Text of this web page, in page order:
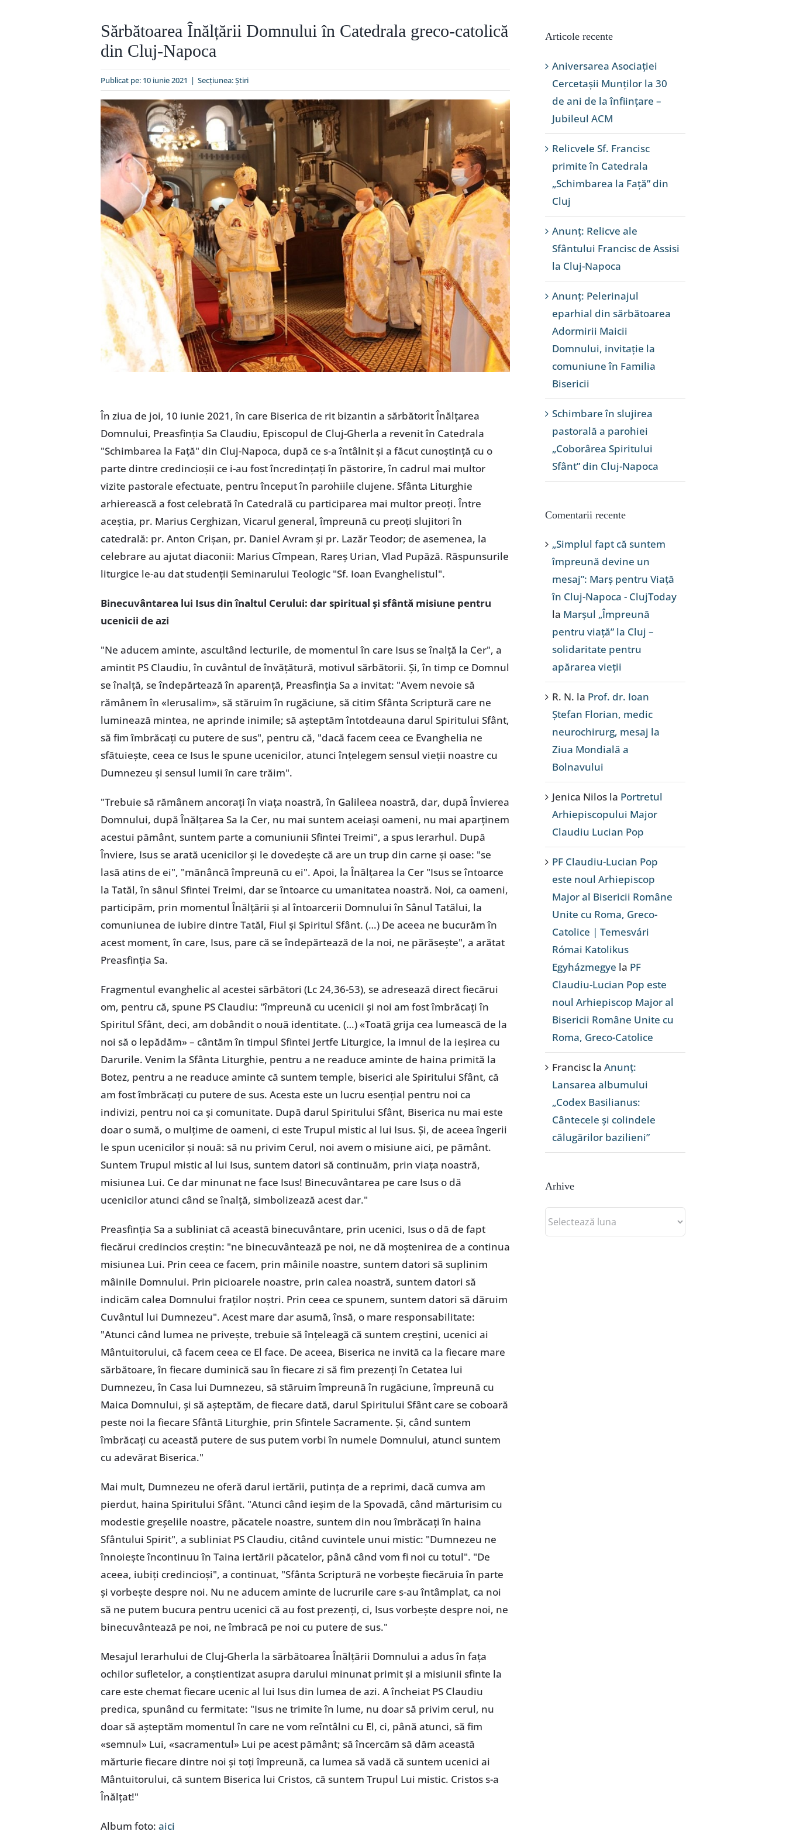
Sărbătoarea Înălțării Domnului în Catedrala greco-catolică
din Cluj-Napoca
Publicat pe: 10 iunie 2021 | Secțiunea:Ştiri
În ziua de joi, 10 iunie 2021, în care Biserica de rit bizantin a sărbătorit Înălțarea
Domnului, Preasfinția Sa Claudiu, Episcopul de Cluj-Gherla a revenit în Catedrala
"Schimbarea la Față" din Cluj-Napoca, după ce s-a întâlnit și a făcut cunoștință cu o
parte dintre credincioșii ce i-au fost încredințați în păstorire, în cadrul mai multor
vizite pastorale efectuate, pentru început în parohiile clujene. Sfânta Liturghie
arhierească a fost celebrată în Catedrală cu participarea mai multor preoți. Între
aceștia, pr. Marius Cerghizan, Vicarul general, împreună cu preoți slujitori în
catedrală: pr. Anton Crișan, pr. Daniel Avram și pr. Lazăr Teodor; de asemenea, la
celebrare au ajutat diaconii: Marius Cîmpean, Rareș Urian, Vlad Pupăză. Răspunsurile
liturgice le-au dat studenții Seminarului Teologic "Sf. Ioan Evanghelistul".
Binecuvântarea lui Isus din înaltul Cerului: dar spiritual și sfântă misiune pentru
ucenicii de azi
"Ne aducem aminte, ascultând lecturile, de momentul în care Isus se înalță la Cer", a
amintit PS Claudiu, în cuvântul de învățătură, motivul sărbătorii. Și, în timp ce Domnul
se înalță, se îndepărtează în aparență, Preasfinția Sa a invitat: "Avem nevoie să
rămânem în «Ierusalim», să stăruim în rugăciune, să citim Sfânta Scriptură care ne
luminează mintea, ne aprinde inimile; să așteptăm întotdeauna darul Spiritului Sfânt,
să fim îmbrăcați cu putere de sus", pentru că, "dacă facem ceea ce Evanghelia ne
sfătuiește, ceea ce Isus le spune ucenicilor, atunci înțelegem sensul vieții noastre cu
Dumnezeu și sensul lumii în care trăim".
"Trebuie să rămânem ancorați în viața noastră, în Galileea noastră, dar, după Învierea
Domnului, după Înălțarea Sa la Cer, nu mai suntem aceiași oameni, nu mai aparținem
acestui pământ, suntem parte a comuniunii Sfintei Treimi", a spus Ierarhul. După
Înviere, Isus se arată ucenicilor și le dovedește că are un trup din carne și oase: "se
lasă atins de ei", "mănâncă împreună cu ei". Apoi, la Înălțarea la Cer "Isus se întoarce
la Tatăl, în sânul Sfintei Treimi, dar se întoarce cu umanitatea noastră. Noi, ca oameni,
participăm, prin momentul Înălțării și al întoarcerii Domnului în Sânul Tatălui, la
comuniunea de iubire dintre Tatăl, Fiul și Spiritul Sfânt. (…) De aceea ne bucurăm în
acest moment, în care, Isus, pare că se îndepărtează de la noi, ne părăsește", a arătat
Preasfinția Sa.
Fragmentul evanghelic al acestei sărbători (Lc 24,36-53), se adresează direct fiecărui
om, pentru că, spune PS Claudiu: "împreună cu ucenicii și noi am fost îmbrăcați în
Spiritul Sfânt, deci, am dobândit o nouă identitate. (…) «Toată grija cea lumească de la
noi să o lepădăm» – cântăm în timpul Sfintei Jertfe Liturgice, la imnul de la ieșirea cu
Darurile. Venim la Sfânta Liturghie, pentru a ne readuce aminte de haina primită la
Botez, pentru a ne readuce aminte că suntem temple, biserici ale Spiritului Sfânt, că
am fost îmbrăcați cu putere de sus. Acesta este un lucru esențial pentru noi ca
indivizi, pentru noi ca și comunitate. După darul Spiritului Sfânt, Biserica nu mai este
doar o sumă, o mulțime de oameni, ci este Trupul mistic al lui Isus. Și, de aceea îngerii
le spun ucenicilor și nouă: să nu privim Cerul, noi avem o misiune aici, pe pământ.
Suntem Trupul mistic al lui Isus, suntem datori să continuăm, prin viața noastră,
misiunea Lui. Ce dar minunat ne face Isus! Binecuvântarea pe care Isus o dă
ucenicilor atunci când se înalță, simbolizează acest dar."
Preasfinția Sa a subliniat că această binecuvântare, prin ucenici, Isus o dă de fapt
fiecărui credincios creștin: "ne binecuvântează pe noi, ne dă moștenirea de a continua
misiunea Lui. Prin ceea ce facem, prin mâinile noastre, suntem datori să suplinim
mâinile Domnului. Prin picioarele noastre, prin calea noastră, suntem datori să
indicăm calea Domnului fraților noștri. Prin ceea ce spunem, suntem datori să dăruim
Cuvântul lui Dumnezeu". Acest mare dar asumă, însă, o mare responsabilitate:
"Atunci când lumea ne privește, trebuie să înțeleagă că suntem creștini, ucenici ai
Mântuitorului, că facem ceea ce El face. De aceea, Biserica ne invită ca la fiecare mare
sărbătoare, în fiecare duminică sau în fiecare zi să fim prezenți în Cetatea lui
Dumnezeu, în Casa lui Dumnezeu, să stăruim împreună în rugăciune, împreună cu
Maica Domnului, și să așteptăm, de fiecare dată, darul Spiritului Sfânt care se coboară
peste noi la fiecare Sfântă Liturghie, prin Sfintele Sacramente. Și, când suntem
îmbrăcați cu această putere de sus putem vorbi în numele Domnului, atunci suntem
cu adevărat Biserica."
Mai mult, Dumnezeu ne oferă darul iertării, putința de a reprimi, dacă cumva am
pierdut, haina Spiritului Sfânt. "Atunci când ieșim de la Spovadă, când mărturisim cu
modestie greșelile noastre, păcatele noastre, suntem din nou îmbrăcați în haina
Sfântului Spirit", a subliniat PS Claudiu, citând cuvintele unui mistic: "Dumnezeu ne
înnoiește încontinuu în Taina iertării păcatelor, până când vom fi noi cu totul". "De
aceea, iubiți credincioși", a continuat, "Sfânta Scriptură ne vorbește fiecăruia în parte
și vorbește despre noi. Nu ne aducem aminte de lucrurile care s-au întâmplat, ca noi
să ne putem bucura pentru ucenici că au fost prezenți, ci, Isus vorbește despre noi, ne
binecuvântează pe noi, ne îmbracă pe noi cu putere de sus."
Mesajul Ierarhului de Cluj-Gherla la sărbătoarea Înălțării Domnului a adus în fața
ochilor sufletelor, a conștientizat asupra darului minunat primit și a misiunii sfinte la
care este chemat fiecare ucenic al lui Isus din lumea de azi. A încheiat PS Claudiu
predica, spunând cu fermitate: "Isus ne trimite în lume, nu doar să privim cerul, nu
doar să așteptăm momentul în care ne vom reîntâlni cu El, ci, până atunci, să fim
«semnul» Lui, «sacramentul» Lui pe acest pământ; să încercăm să dăm această
mărturie fiecare dintre noi și toți împreună, ca lumea să vadă că suntem ucenici ai
Mântuitorului, că suntem Biserica lui Cristos, că suntem Trupul Lui mistic. Cristos s-a
Înălțat!"
Album foto: aici
Articole recente
Aniversarea Asociației
Cercetașii Munților la 30
de ani de la înființare –
Jubileul ACM
Relicvele Sf. Francisc
primite în Catedrala
„Schimbarea la Față” din
Cluj
Anunț: Relicve ale
Sfântului Francisc de Assisi
la Cluj-Napoca
Anunț: Pelerinajul
eparhial din sărbătoarea
Adormirii Maicii
Domnului, invitație la
comuniune în Familia
Bisericii
Schimbare în slujirea
pastorală a parohiei
„Coborârea Spiritului
Sfânt” din Cluj-Napoca
Comentarii recente
„Simplul fapt că suntem
împreună devine un
mesaj”: Marș pentru Viață
în Cluj-Napoca - ClujToday
la Marșul „Împreună
pentru viață” la Cluj –
solidaritate pentru
apărarea vieții
R. N. la Prof. dr. Ioan
Ștefan Florian, medic
neurochirurg, mesaj la
Ziua Mondială a
Bolnavului
Jenica Nilos la Portretul
Arhiepiscopului Major
Claudiu Lucian Pop
PF Claudiu-Lucian Pop
este noul Arhiepiscop
Major al Bisericii Române
Unite cu Roma, Greco-
Catolice | Temesvári
Római Katolikus
Egyházmegye la PF
Claudiu-Lucian Pop este
noul Arhiepiscop Major al
Bisericii Române Unite cu
Roma, Greco-Catolice
Francisc la Anunț:
Lansarea albumului
„Codex Basilianus:
Cântecele și colindele
călugărilor bazilieni”
Arhive
Arhive